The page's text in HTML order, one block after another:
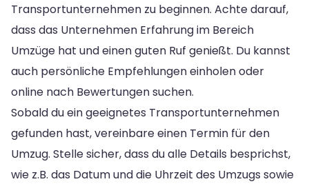
Transportunternehmen zu beginnen. Achte darauf,
dass das Unternehmen Erfahrung im Bereich
Umzüge hat und einen guten Ruf genießt. Du kannst
auch persönliche Empfehlungen einholen oder
online nach Bewertungen suchen.
Sobald du ein geeignetes Transportunternehmen
gefunden hast, vereinbare einen Termin für den
Umzug. Stelle sicher, dass du alle Details besprichst,
wie z.B. das Datum und die Uhrzeit des Umzugs sowie